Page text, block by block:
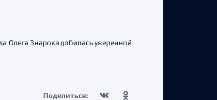
Знарока добилась уверенной
Поделиться: